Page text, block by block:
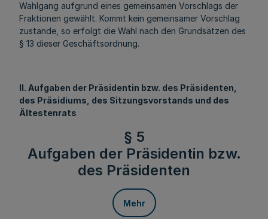
Wahlgang aufgrund eines gemeinsamen Vorschlags der
Fraktionen gewählt. Kommt kein gemeinsamer Vorschlag
zustande, so erfolgt die Wahl nach den Grundsätzen des
§ 13 dieser Geschäftsordnung.
II. Aufgaben der Präsidentin bzw. des Präsidenten,
des Präsidiums, des Sitzungsvorstands und des
Ältestenrats
§ 5
Aufgaben der Präsidentin bzw.
des Präsidenten
Mehr